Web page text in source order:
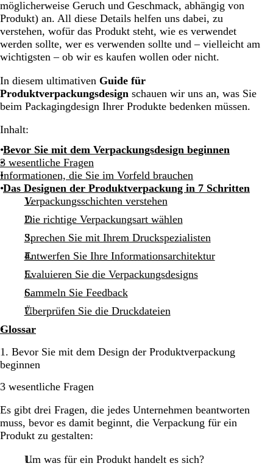
möglicherweise Geruch und Geschmack, abhängig von
Produkt) an. All diese Details helfen uns dabei, zu
verstehen, wofür das Produkt steht, wie es verwendet
werden sollte, wer es verwenden sollte und – vielleicht am
wichtigsten – ob wir es kaufen wollen oder nicht.
In diesem ultimativen Guide für
Produktverpackungsdesign schauen wir uns an, was Sie
beim Packagingdesign Ihrer Produkte bedenken müssen.
Inhalt:
Bevor Sie mit dem Verpackungsdesign beginnen
3 wesentliche Fragen
Informationen, die Sie im Vorfeld brauchen
Das Designen der Produktverpackung in 7 Schritten
Verpackungsschichten verstehen
Die richtige Verpackungsart wählen
Sprechen Sie mit Ihrem Druckspezialisten
Entwerfen Sie Ihre Informationsarchitektur
Evaluieren Sie die Verpackungsdesigns
Sammeln Sie Feedback
Überprüfen Sie die Druckdateien
Glossar
1. Bevor Sie mit dem Design der Produktverpackung
beginnen
3 wesentliche Fragen
Es gibt drei Fragen, die jedes Unternehmen beantworten
muss, bevor es damit beginnt, die Verpackung für ein
Produkt zu gestalten:
Um was für ein Produkt handelt es sich?